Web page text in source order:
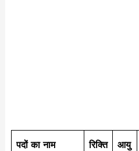
पदों का नाम रिक्ति आयु